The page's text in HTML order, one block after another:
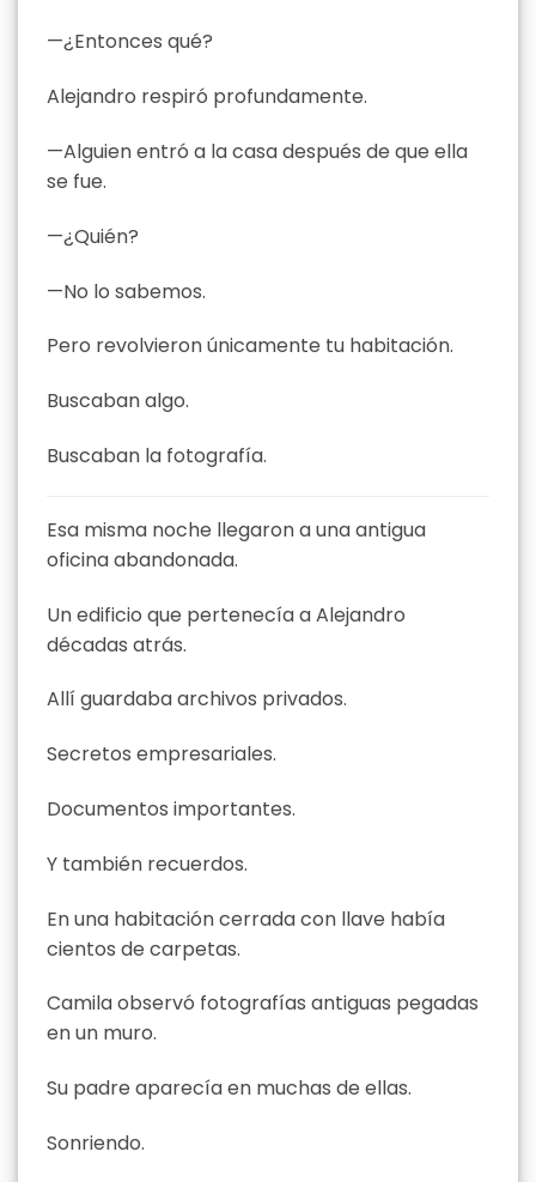
—¿Entonces qué?
Alejandro respiró profundamente.
—Alguien entró a la casa después de que ella
se fue.
—¿Quién?
—No lo sabemos.
Pero revolvieron únicamente tu habitación.
Buscaban algo.
Buscaban la fotografía.
Esa misma noche llegaron a una antigua
oficina abandonada.
Un edificio que pertenecía a Alejandro
décadas atrás.
Allí guardaba archivos privados.
Secretos empresariales.
Documentos importantes.
Y también recuerdos.
En una habitación cerrada con llave había
cientos de carpetas.
Camila observó fotografías antiguas pegadas
en un muro.
Su padre aparecía en muchas de ellas.
Sonriendo.